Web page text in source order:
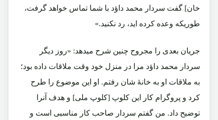
خان] گفت سردار محمد داؤد با شما تماس خواهد گرفت،
طوریکه وعده کرده اید، رد نکنید.»
جریان بعدی را مجروح چنین شرح میدهد: «روز دیگر
سردار محمد داؤد مرا در منزل خود وقت ملاقات داده بود؛
به ملاقات او به خانۀ شان رفتم. او این موضوع را طرح
کرد و پروگرام کار این کلوپ [کلوپ ملی] و هدف آنرا
توضیح داد. من گفتم سردار صاحب کار مناسبی است و